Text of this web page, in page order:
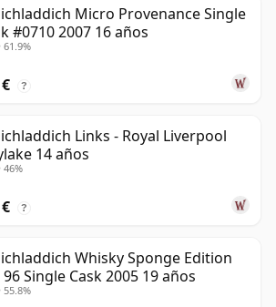
Micro Provenance Single
#0710 2007 16 años
61.9%
?
Links - Royal Liverpool
14 años
46%
?
Whisky Sponge Edition
96 Single Cask 2005 19 años
55.8%